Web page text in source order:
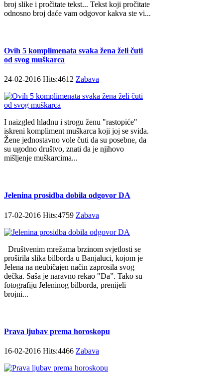
broj slike i pročitate tekst... Tekst koji pročitate
odnosno broj daće vam odgovor kakva ste vi...
Ovih 5 komplimenata svaka žena želi čuti
od svog muškarca
24-02-2016 Hits:4612 Zabava
I naizgled hladnu i strogu ženu "rastopiće"
iskreni kompliment muškarca koji joj se sviđa.
Žene jednostavno vole čuti da su posebne, da
su ugodno društvo, znati da je njihovo
mišljenje muškarcima...
Jelenina prosidba dobila odgovor DA
17-02-2016 Hits:4759 Zabava
Društvenim mrežama brzinom svjetlosti se
proširila slika bilborda u Banjaluci, kojom je
Jelena na neubičajen način zaprosila svog
dečka. Saša je naravno rekao "Da”. Tako su
fotografiju Jeleninog bilborda, prenijeli
brojni...
Prava ljubav prema horoskopu
16-02-2016 Hits:4466 Zabava